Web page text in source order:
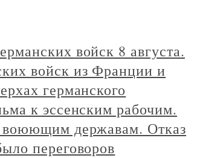
войск 8 августа.
войск из Франции и
германского
к эссенским рабочим.
воюющим державам. Отказ
переговоров